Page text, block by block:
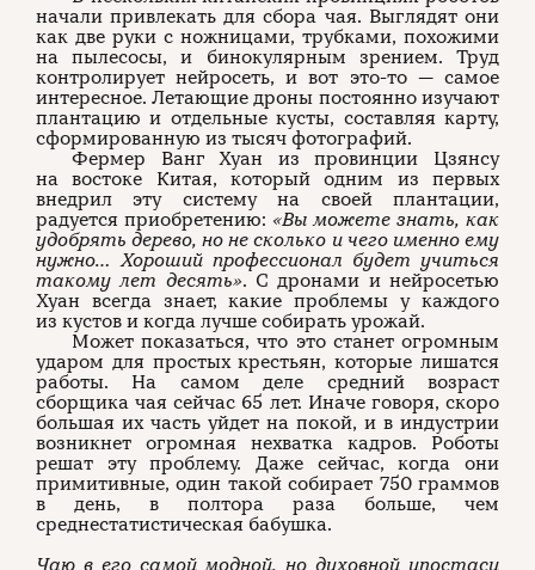
начали привлекать для сбора чая. Выглядят они
как две руки с ножницами, трубками, похожими
на пылесосы, и бинокулярным зрением. Труд
контролирует нейросеть, и вот это-то — самое
интересное. Летающие дроны постоянно изучают
плантацию и отдельные кусты, составляя карту,
сформированную из тысяч фотографий.
Фермер Ванг Хуан из провинции Цзянсу
на востоке Китая, который одним из первых
внедрил эту систему на своей плантации,
радуется приобретению: «Вы можете знать, как
удобрять дерево, но не сколько и чего именно ему
нужно… Хороший профессионал будет учиться
такому лет десять». С дронами и нейросетью
Хуан всегда знает, какие проблемы у каждого
из кустов и когда лучше собирать урожай.
Может показаться, что это станет огромным
ударом для простых крестьян, которые лишатся
работы. На самом деле средний возраст
сборщика чая сейчас 65 лет. Иначе говоря, скоро
большая их часть уйдет на покой, и в индустрии
возникнет огромная нехватка кадров. Роботы
решат эту проблему. Даже сейчас, когда они
примитивные, один такой собирает 750 граммов
в день, в полтора раза больше, чем
среднестатистическая бабушка.
Чаю в его самой модной, но духовной ипостаси